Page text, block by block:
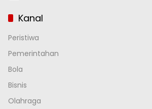
Kanal
Peristiwa
Pemerintahan
Bola
Bisnis
Olahraga